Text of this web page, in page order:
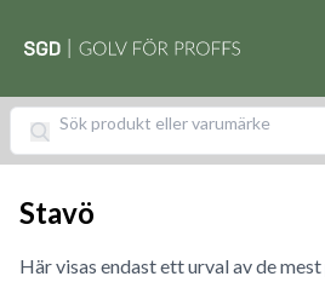
Stavö
Här visas endast ett urval av de